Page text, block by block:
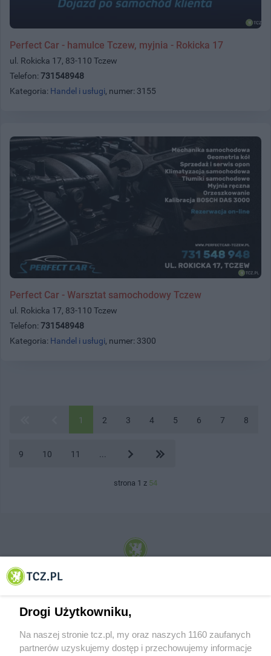
Perfect Car - hamulce Tczew, myjnia - Rokicka 17
ul. Rokicka 17, 83-110 Tczew
Telefon: 731548948
Kategoria: Handel i usługi, numer: 3155
Perfect Car - Warsztat samochodowy Tczew
ul. Rokicka 17, 83-110 Tczew
Telefon: 731548948
Kategoria: Handel i usługi, numer: 3300
1 2 3 4 5 6 7 8
9 10 11
strona 1 z 54
© 2001-2026 Tczew - TCZ.PL Sp. z o.o. Internetowy Serwis Informacyjny Miasta
Drogi Użytkowniku,
Na naszej stronie tcz.pl, my oraz naszych 1160 zaufanych
partnerów uzyskujemy dostęp i przechowujemy informacje